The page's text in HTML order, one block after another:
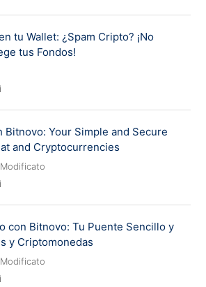
tu Wallet: ¿Spam Cripto? ¡No
tus Fondos!
Bitnovo: Your Simple and Secure
and Cryptocurrencies
Modificato
con Bitnovo: Tu Puente Sencillo y
y Criptomonedas
Modificato